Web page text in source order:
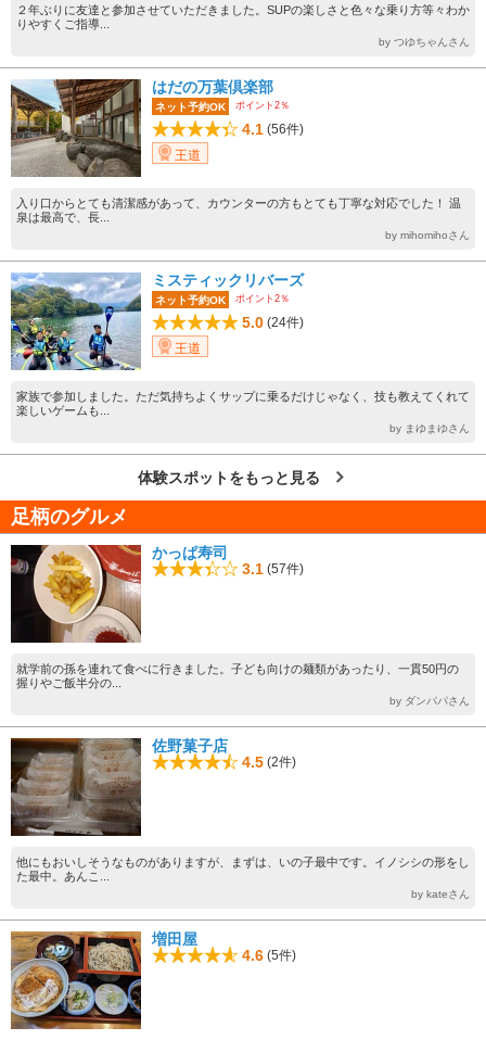
２年ぶりに友達と参加させていただきました。SUPの楽しさと色々な乗り方等々わか
りやすくご指導...
by つゆちゃんさん
はだの万葉倶楽部
ネット予約OK ポイント2％
4.1 (56件)
王道
入り口からとても清潔感があって、カウンターの方もとても丁寧な対応でした！ 温
泉は最高で、長...
by mihomihoさん
ミスティックリバーズ
ネット予約OK ポイント2％
5.0 (24件)
王道
家族で参加しました。ただ気持ちよくサップに乗るだけじゃなく、技も教えてくれて
楽しいゲームも...
by まゆまゆさん
体験スポットをもっと見る
足柄のグルメ
かっぱ寿司
3.1 (57件)
就学前の孫を連れて食べに行きました。子ども向けの麺類があったり、一貫50円の
握りやご飯半分の...
by ダンパパさん
佐野菓子店
4.5 (2件)
他にもおいしそうなものがありますが、まずは、いの子最中です。イノシシの形をし
た最中。あんこ...
by kateさん
増田屋
4.6 (5件)